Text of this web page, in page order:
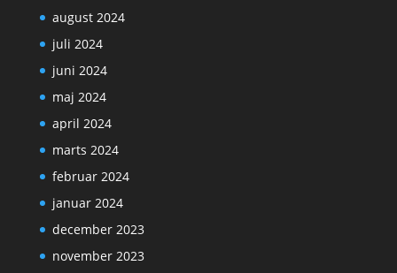
august 2024
juli 2024
juni 2024
maj 2024
april 2024
marts 2024
februar 2024
januar 2024
december 2023
november 2023